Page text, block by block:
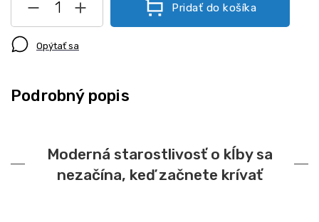
Pridať do košíka
Opýtať sa
Podrobný popis
Moderná starostlivosť o kĺby sa
nezačína, keď začnete krívať